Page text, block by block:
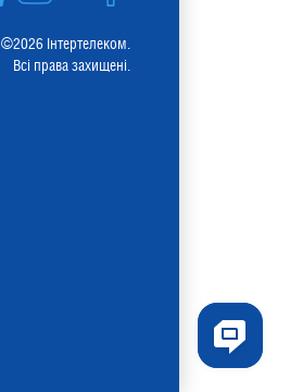
©2026 Інтертелеком.
Всі права захищені.